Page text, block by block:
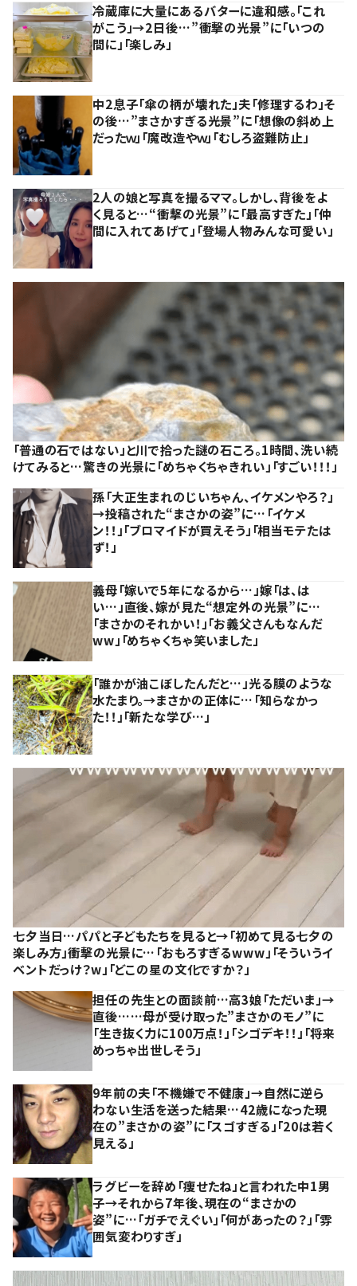
冷蔵庫に大量にあるバターに違和感。「これ
がこう」→2日後…”衝撃の光景”に「いつの
間に」「楽しみ」
中2息子「傘の柄が壊れた」夫「修理するわ」そ
の後…”まさかすぎる光景”に「想像の斜め上
だったｗ」「魔改造やｗ」「むしろ盗難防止」
2人の娘と写真を撮るママ。しかし、背後をよ
く見ると…“衝撃の光景”に「最高すぎた」「仲
間に入れてあげて」「登場人物みんな可愛い」
「普通の石ではない」と川で拾った謎の石ころ。1時間、洗い続
けてみると…驚きの光景に「めちゃくちゃきれい」「すごい！！！」
孫「大正生まれのじいちゃん、イケメンやろ？」
→投稿された“まさかの姿”に…「イケメ
ン！！」「ブロマイドが買えそう」「相当モテたは
ず！」
義母「嫁いで5年になるから…」嫁「は、は
い…」直後、嫁が見た“想定外の光景”に…
「まさかのそれかい！」「お義父さんもなんだ
ww」「めちゃくちゃ笑いました」
「誰かが油こぼしたんだと…」光る膜のような
水たまり。→まさかの正体に…「知らなかっ
た！！」「新たな学び…」
七夕当日…パパと子どもたちを見ると→「初めて見る七夕の
楽しみ方」衝撃の光景に…「おもろすぎるwww」「そういうイ
ベントだっけ？w」「どこの星の文化ですか？」
担任の先生との面談前…高3娘「ただいま」→
直後……母が受け取った”まさかのモノ”に
「生き抜く力に100万点！」「シゴデキ！！」「将来
めっちゃ出世しそう」
9年前の夫「不機嫌で不健康」→自然に逆ら
わない生活を送った結果…42歳になった現
在の”まさかの姿”に「スゴすぎる」「20は若く
見える」
ラグビーを辞め「痩せたね」と言われた中1男
子→それから7年後、現在の“まさかの
姿”に…「ガチでえぐい」「何があったの？」「雰
囲気変わりすぎ」